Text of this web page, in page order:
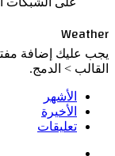
Weather
القالب > الدمج.
الأشهر
الأخيرة
تعليقات